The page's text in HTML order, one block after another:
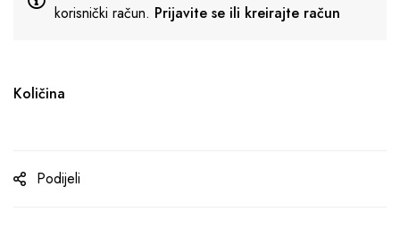
korisnički račun. Prijavite se ili kreirajte račun
Količina
Podijeli